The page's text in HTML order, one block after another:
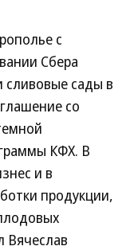
с
Сбера
сливовые сады в
со
КФХ. В
и в
продукции,
Вячеслав